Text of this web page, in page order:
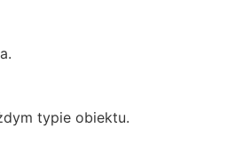
typie obiektu.